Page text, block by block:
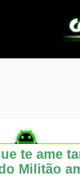
te ame
Militão